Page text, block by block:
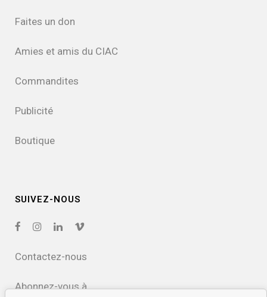
Faites un don
Amies et amis du CIAC
Commandites
Publicité
Boutique
SUIVEZ-NOUS
Contactez-nous
Abonnez-vous à